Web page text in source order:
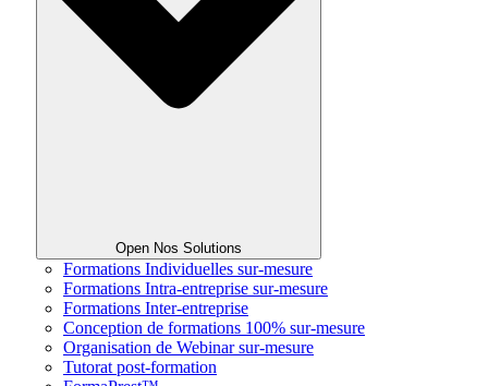
Open Nos Solutions
Formations Individuelles sur-mesure
Formations Intra-entreprise sur-mesure
Formations Inter-entreprise
Conception de formations 100% sur-mesure
Organisation de Webinar sur-mesure
Tutorat post-formation